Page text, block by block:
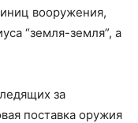
вооружения,
“земля-земля”, а
за
поставка оружия